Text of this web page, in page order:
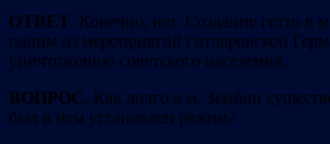
ОТВЕТ. Конечно, нет. Создание гетто в
одним из мероприятий гитлеровской
уничтожению советского населения.
ВОПРОС. Как долго в м. Зембин
был в нем установлен режим?